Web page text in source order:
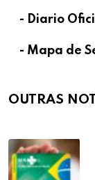
- Diario
- Mapa de
OUTRAS